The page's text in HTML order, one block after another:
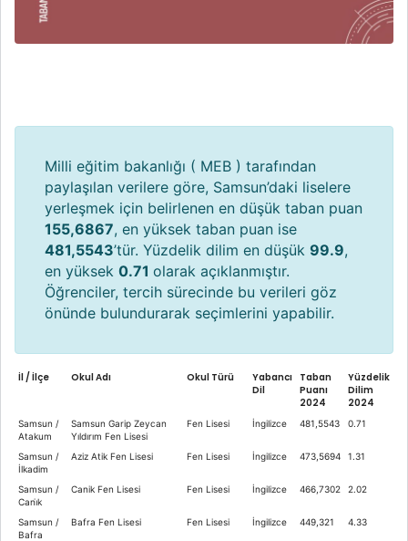
Milli eğitim bakanlığı ( MEB ) tarafından
paylaşılan verilere göre, Samsun’daki liselere
yerleşmek için belirlenen en düşük taban puan
155,6867, en yüksek taban puan ise
481,5543’tür. Yüzdelik dilim en düşük 99.9,
en yüksek 0.71 olarak açıklanmıştır.
Öğrenciler, tercih sürecinde bu verileri göz
önünde bulundurarak seçimlerini yapabilir.
İl / İlçe Okul Adı Okul Türü
Yabancı
Dil
Taban
Puanı
2024
Yüzdelik
Dilim
2024
Samsun /
Atakum
Samsun Garip Zeycan
Yıldırım Fen Lisesi
Fen Lisesi İngilizce 481,5543 0.71
Samsun /
İlkadim
Aziz Atik Fen Lisesi Fen Lisesi İngilizce 473,5694 1.31
Samsun /
Cani̇k
Canik Fen Lisesi Fen Lisesi İngilizce 466,7302 2.02
Samsun /
Bafra
Bafra Fen Lisesi Fen Lisesi İngilizce 449,321 4.33